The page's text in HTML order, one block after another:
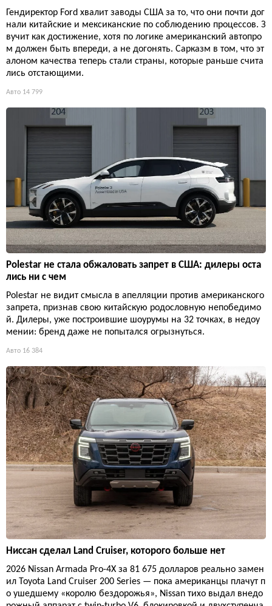
Гендиректор Ford хвалит заводы США за то, что они почти дог
нали китайские и мексиканские по соблюдению процессов. З
вучит как достижение, хотя по логике американский автопро
м должен быть впереди, а не догонять. Сарказм в том, что эт
алоном качества теперь стали страны, которые раньше счита
лись отстающими.
Авто 14 799
Polestar не стала обжаловать запрет в США: дилеры оста
лись ни с чем
Polestar не видит смысла в апелляции против американского
запрета, признав свою китайскую родословную непобедимо
й. Дилеры, уже построившие шоурумы на 32 точках, в недоу
мении: бренд даже не попытался огрызнуться.
Авто 16 384
Ниссан сделал Land Cruiser, которого больше нет
2026 Nissan Armada Pro-4X за 81 675 долларов реально замен
ил Toyota Land Cruiser 200 Series — пока американцы плачут п
о ушедшему «королю бездорожья», Nissan тихо выдал внедо